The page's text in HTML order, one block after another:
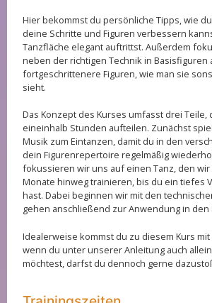
Hier bekommst du persönliche Tipps, wie
deine Schritte und Figuren verbessern
Tanzfläche elegant auftrittst. Außerdem
neben der richtigen Technik in Basisfiguren
fortgeschrittenere Figuren, wie man sie
sieht.
Das Konzept des Kurses umfasst drei
eineinhalb Stunden aufteilen. Zunächst
Musik zum Eintanzen, damit du in den
dein Figurenrepertoire regelmäßig
fokussieren wir uns auf einen Tanz, den
Monate hinweg trainieren, bis du ein tiefes
hast. Dabei beginnen wir mit den
gehen anschließend zur Anwendung in den
Idealerweise kommst du zu diesem Kurs
wenn du unter unserer Anleitung auch
möchtest, darfst du dennoch gerne